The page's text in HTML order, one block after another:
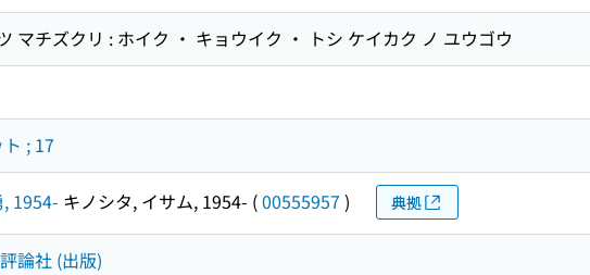
マチズクリ : ホイク ・ キョウイク ・ トシ ケイカク ノ ユウゴウ
; 17
1954- キノシタ, イサム, 1954- (00555957 ) 典拠
論社 (出版)